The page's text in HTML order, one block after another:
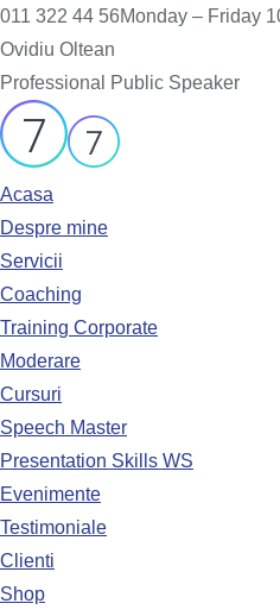
011 322 44 56Monday – Friday
Ovidiu Oltean
Professional Public Speaker
Acasa
Despre mine
Servicii
Coaching
Training Corporate
Moderare
Cursuri
Speech Master
Presentation Skills WS
Evenimente
Testimoniale
Clienti
Shop